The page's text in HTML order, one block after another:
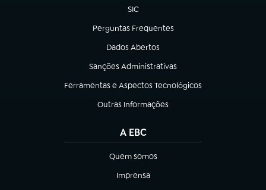
SIC
(abre em nova aba)
Perguntas Frequentes
(abre em nova aba)
Dados Abertos
(abre em nova aba)
Sanções Administrativas
(abre em nova aba)
Ferramentas e Aspectos Tecnológicos
(abre em nova aba)
Outras Informações
(abre em nova aba)
A EBC
Quem somos
(abre em nova aba)
Imprensa
(abre em nova aba)